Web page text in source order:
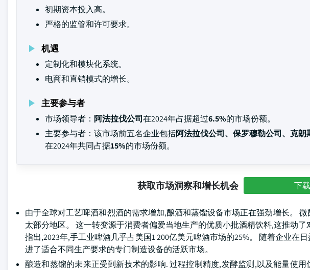
初期资本投入高。
严格的监管和许可要求。
机遇
定制化和模块化系统。
电商和直销模式的增长。
主要参与者
市场领导者： 阿法拉伐公司在2024年占据超过6.5%的市场份额。
主要参与者：该市场前五名企业包括阿法拉伐公司、保罗穆勒公司、克朗
在2024年共同占据15%的市场份额。
获取市场洞察和增长机会 下
由于全球对工艺啤酒和烈酒的需求增加,酿酒和蒸馏设备市场正在强劲增长。
太部分地区。 这一转变源于消费者偏爱当地生产的优质小批酒精饮料,这推动
指出,2023年,手工业啤酒几乎占美国1 200亿美元啤酒市场的25%。 随着企业在
进了适合不同生产要求的专门制造设备的活跃市场。
酿造和蒸馏的未来正受到新技术的影响. 过程控制精度,发酵监测,以及能量使